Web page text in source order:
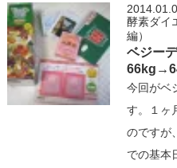
酵素ダイ
編）
ベジー
今回がベ
す。１ヶ
のですが
での基本